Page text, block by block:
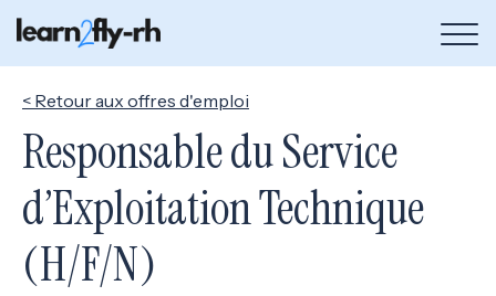
de
< Retour aux offres d'emploi
Responsable du Service
d’Exploitation Technique
(H/F/N)